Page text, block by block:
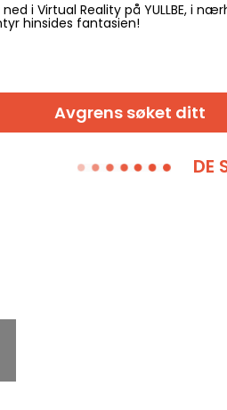
ned i Virtual Reality på YULLBE, i
hinsides fantasien!
Avgrens søket ditt
DE